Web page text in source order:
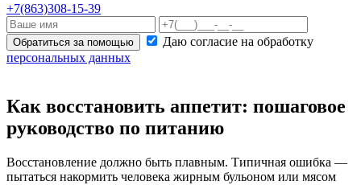
+7(863)308-15-39
Обратиться за помощью
Даю согласие на обработку
персональных данных
Как восстановить аппетит: пошаговое
руководство по питанию
Восстановление должно быть плавным. Типичная ошибка —
пытаться накормить человека жирным бульоном или мясом